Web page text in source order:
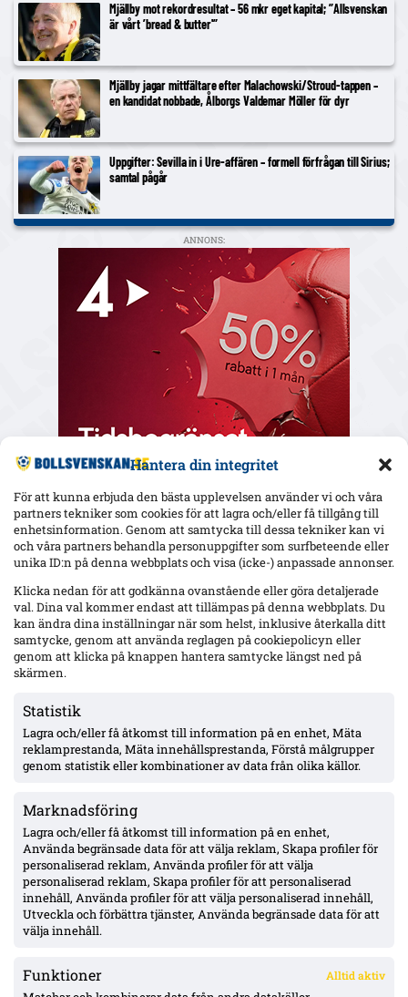
Hantera din integritet
För att kunna erbjuda den bästa upplevelsen använder vi och våra
partners tekniker som cookies för att lagra och/eller få tillgång till
enhetsinformation. Genom att samtycka till dessa tekniker kan vi
och våra partners behandla personuppgifter som surfbeteende eller
unika ID:n på denna webbplats och visa (icke-) anpassade annonser.
Klicka nedan för att godkänna ovanstående eller göra detaljerade
val. Dina val kommer endast att tillämpas på denna webbplats. Du
kan ändra dina inställningar när som helst, inklusive återkalla ditt
samtycke, genom att använda reglagen på cookiepolicyn eller
genom att klicka på knappen hantera samtycke längst ned på
skärmen.
Statistik
Lagra och/eller få åtkomst till information på en enhet, Mäta
reklamprestanda, Mäta innehållsprestanda, Förstå målgrupper
genom statistik eller kombinationer av data från olika källor.
Marknadsföring
Lagra och/eller få åtkomst till information på en enhet,
Använda begränsade data för att välja reklam, Skapa profiler för
personaliserad reklam, Använda profiler för att välja
personaliserad reklam, Skapa profiler för att personaliserad
innehåll, Använda profiler för att välja personaliserad innehåll,
Utveckla och förbättra tjänster, Använda begränsade data för att
välja innehåll.
Funktioner Alltid aktiv
Mjällby mot rekordresultat – 56 mkr eget kapital; ”Allsvenskan
är vårt ’bread & butter'”
Mjällby jagar mittfältare efter Malachowski/Stroud-tappen –
en kandidat nobbade, Ålborgs Valdemar Möller för dyr
Uppgifter: Sevilla in i Ure-affären – formell förfrågan till Sirius;
samtal pågår
ANNONS:
Senaste
Mjällby – inhopp i 84:e minuten
17-årige Theodor Lundbergh har spelat alla MFF:s 15 matcher –
VSK: Jonathan Rings rehab har stannat – sänkt belastning;
Lushaku osäker, Nsabiyumva igång med boll
MFF:s vänsterback: Johan Karlsson eller Theodor Lundbergh –
John skadad, Busanello och Kurtulus avstängda; Malte Frejd
Pålsson in bredvid Djurić, 17-årige Hidalgo aktuell
Julius Beck öppen för Elfsborg-köp – lån säsongen ut med
option, Sturm Graz-kontrakt till 2029
ÖVERSIKT